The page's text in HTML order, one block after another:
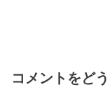
コメントをど